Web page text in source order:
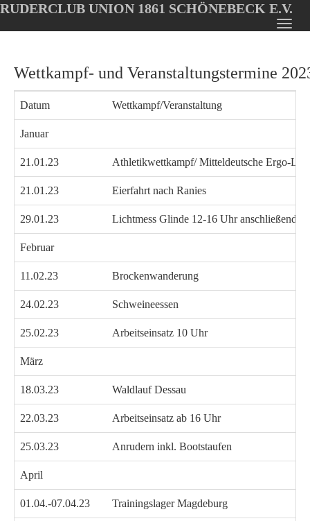
Oops, an error occurred! Code: 202608080232586756f683
main
content
RUDERCLUB UNION 1861 SCHÖNEBECK E.V.
Wettkampf- und Veranstaltungstermine
Datum Wettkampf/Veranstaltung
Januar
21.01.23 Athletikwettkampf/ Mitteldeutsche Ergo-
21.01.23 Eierfahrt nach Ranies
29.01.23 Lichtmess Glinde 12-16 Uhr anschließend
Februar
11.02.23 Brockenwanderung
24.02.23 Schweineessen
25.02.23 Arbeitseinsatz 10 Uhr
März
18.03.23 Waldlauf Dessau
22.03.23 Arbeitseinsatz ab 16 Uhr
25.03.23 Anrudern inkl. Bootstaufen
April
01.04.-07.04.23 Trainingslager Magdeburg